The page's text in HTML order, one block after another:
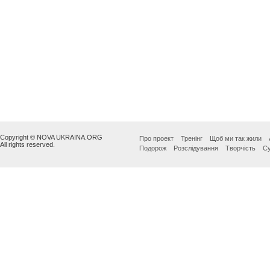
Copyright © NOVA UKRAINA.ORG
All rights reserved.
Про проект Тренінг Щоб ми так жили
Подорож
Розслідування Творчість